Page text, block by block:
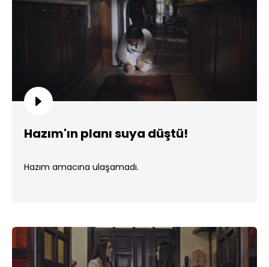
Hazım'ın planı suya düştü!
Hazım amacına ulaşamadı.